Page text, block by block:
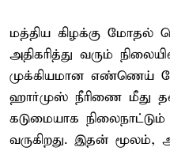
மத்திய கிழக்கு மோதல்
அதிகரித்து வரும்
முக்கியமான எண்ணெய்
ஹார்முஸ் நீரிணை மீது
கடுமையாக
வருகிறது. இதன் மூலம்,